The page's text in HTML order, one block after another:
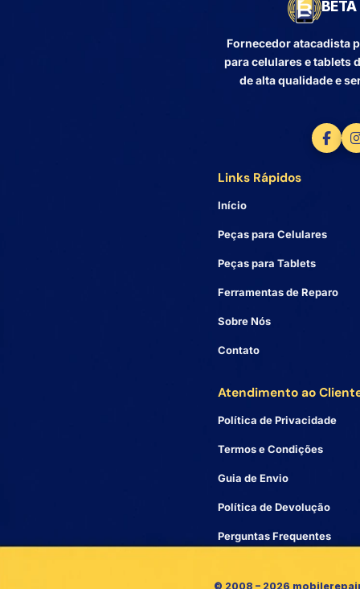
Fornecedor atacadista
para celulares e tablets
de alta qualidade e
Links Rápidos
Início
Peças para Celulares
Peças para Tablets
Ferramentas de Reparo
Sobre Nós
Contato
Atendimento ao
Política de Privacidade
Termos e Condições
Guia de Envio
Política de Devolução
Perguntas Frequentes
© 2008 – 2026